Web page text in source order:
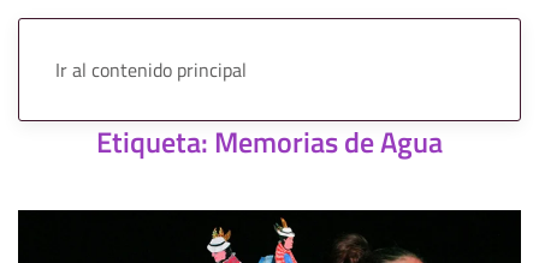
Ir al contenido principal
Etiqueta:Memorias de Agua